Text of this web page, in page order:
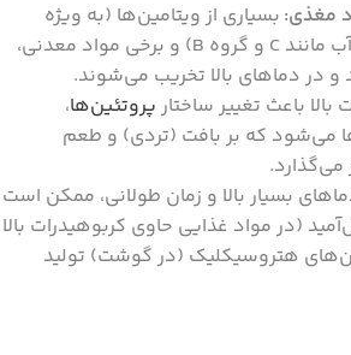
مغذی: بسیاری از ویتامین‌ها (به ویژه
ویتامین‌های محلول در آب مانند C و گروه B) و برخی مواد معدنی،
در دماهای بالا تخریب می‌شوند.
بالا باعث تغییر ساختار پروتئین‌ها،
می‌شود که بر بافت (تردی) و طعم
می‌گذارد.
بسیار بالا و زمان طولانی، ممکن است
(در مواد غذایی حاوی کربوهیدرات بالا
هتروسیکلیک (در گوشت) تولید